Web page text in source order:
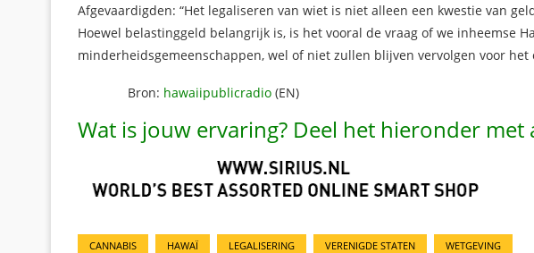
Afgevaardigden: “Het legaliseren van wiet is niet alleen een kwestie van
Hoewel belastinggeld belangrijk is, is het vooral de vraag of we inheemse
minderheidsgemeenschappen, wel of niet zullen blijven vervolgen voor het
Bron: hawaiipublicradio (EN)
Wat is jouw ervaring? Deel het hieronder met
CANNABIS HAWAÏ LEGALISERING VERENIGDE STATEN WETGEVING